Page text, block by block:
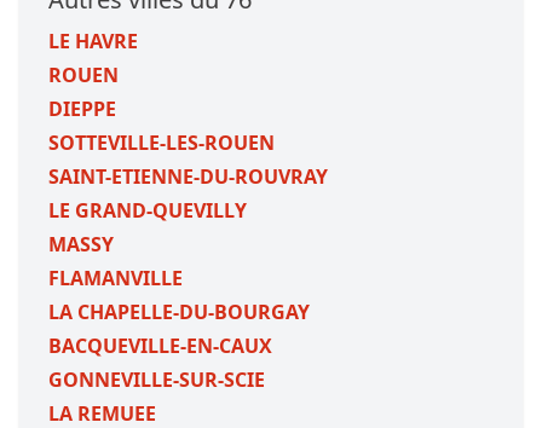
LE HAVRE
ROUEN
DIEPPE
SOTTEVILLE-LES-ROUEN
SAINT-ETIENNE-DU-ROUVRAY
LE GRAND-QUEVILLY
MASSY
FLAMANVILLE
LA CHAPELLE-DU-BOURGAY
BACQUEVILLE-EN-CAUX
GONNEVILLE-SUR-SCIE
LA REMUEE